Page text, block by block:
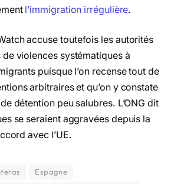
l’immigration irrégulière.
accuse toutefois les autorités
de violences systématiques à
puisque l’on recense tout de
arbitraires et qu’on y constate
détention peu salubres. L’ONG dit
se seraient aggravées depuis la
avec l’UE.
Espagne